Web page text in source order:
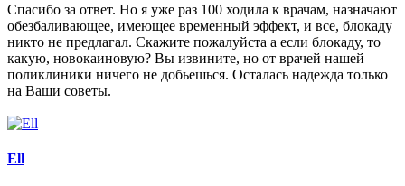
Спасибо за ответ. Но я уже раз 100 ходила к врачам, назначают
обезбаливающее, имеющее временный эффект, и все, блокаду
никто не предлагал. Скажите пожалуйста а если блокаду, то
какую, новокаиновую? Вы извините, но от врачей нашей
поликлиники ничего не добьешься. Осталась надежда только
на Ваши советы.
Ell